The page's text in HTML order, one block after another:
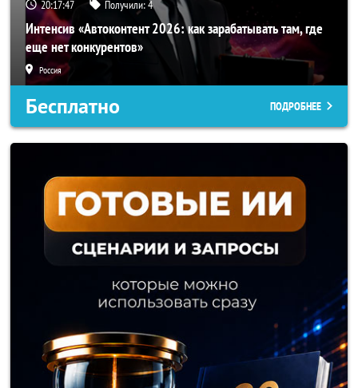
20:17:45 Получили:4
Интенсив «Автоконтент 2026: как зарабатывать там, где
еще нет конкурентов»
Россия
Бесплатно ПОДРОБНЕЕ